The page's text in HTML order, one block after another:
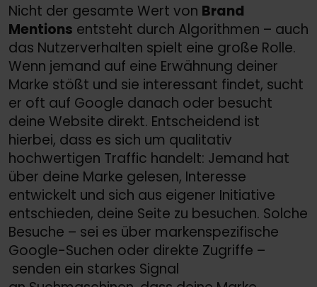
Nicht der gesamte Wert von Brand
Mentions entsteht durch Algorithmen – auch
das Nutzerverhalten spielt eine große Rolle.
Wenn jemand auf eine Erwähnung deiner
Marke stößt und sie interessant findet, sucht
er oft auf Google danach oder besucht
deine Website direkt. Entscheidend ist
hierbei, dass es sich um qualitativ
hochwertigen Traffic handelt: Jemand hat
über deine Marke gelesen, Interesse
entwickelt und sich aus eigener Initiative
entschieden, deine Seite zu besuchen. Solche
Besuche – sei es über markenspezifische
Google-Suchen oder direkte Zugriffe –
senden ein starkes Signal